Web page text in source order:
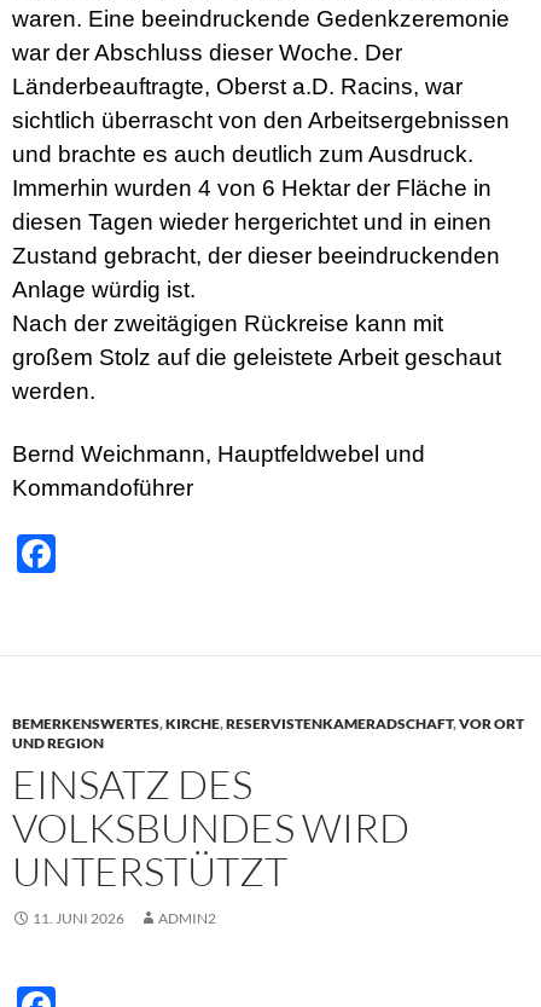
waren. Eine beeindruckende Gedenkzeremonie
war der Abschluss dieser Woche. Der
Länderbeauftragte, Oberst a.D. Racins, war
sichtlich überrascht von den Arbeitsergebnissen
und brachte es auch deutlich zum Ausdruck.
Immerhin wurden 4 von 6 Hektar der Fläche in
diesen Tagen wieder hergerichtet und in einen
Zustand gebracht, der dieser beeindruckenden
Anlage würdig ist.
Nach der zweitägigen Rückreise kann mit
großem Stolz auf die geleistete Arbeit geschaut
werden.
Bernd Weichmann, Hauptfeldwebel und
Kommandoführer
b
o
o
k
BEMERKENSWERTES,KIRCHE,RESERVISTENKAMERADSCHAFT,VOR ORT
UND REGION
EINSATZ DES
VOLKSBUNDES WIRD
UNTERSTÜTZT
11. JUNI 2026 ADMIN2